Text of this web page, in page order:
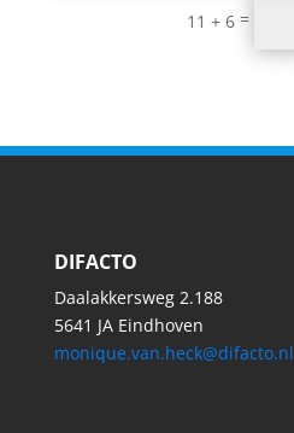
11 + 6 =
DIFACTO
Daalakkersweg 2.188
5641 JA Eindhoven
monique.van.heck@difacto.nl